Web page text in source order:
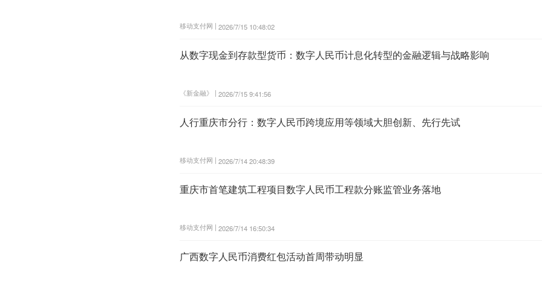
移动支付网 | 2026/7/15 10:48:02
从数字现金到存款型货币：数字人民币计息化转型的金融逻辑与战略影响
《新金融》 | 2026/7/15 9:41:56
人行重庆市分行：数字人民币跨境应用等领域大胆创新、先行先试
移动支付网 | 2026/7/14 20:48:39
重庆市首笔建筑工程项目数字人民币工程款分账监管业务落地
移动支付网 | 2026/7/14 16:50:34
广西数字人民币消费红包活动首周带动明显